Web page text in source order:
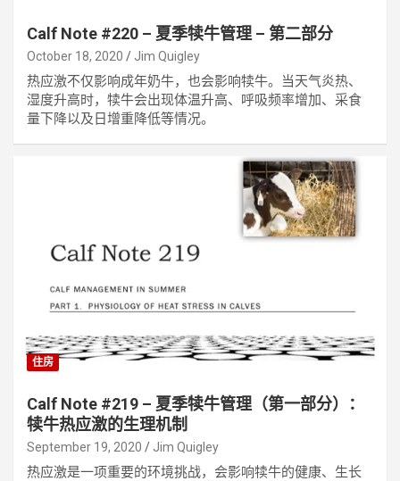
Calf Note #220 – 夏季犊牛管理 – 第二部分
October 18, 2020 Jim Quigley
热应激不仅影响成年奶牛，也会影响犊牛。当天气炎热、
湿度升高时，犊牛会出现体温升高、呼吸频率增加、采食
量下降以及日增重降低等情况。
住房
Calf Note #219 – 夏季犊牛管理（第一部分）：
犊牛热应激的生理机制
September 19, 2020 Jim Quigley
热应激是一项重要的环境挑战，会影响犊牛的健康、生长